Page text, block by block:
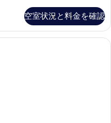
空室状況と料金を確認